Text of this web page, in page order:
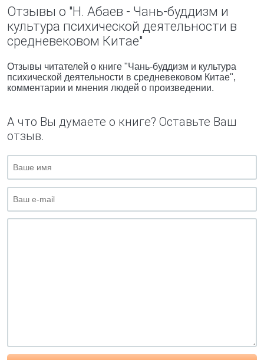
Отзывы о "Н. Абаев - Чань-буддизм и
культура психической деятельности в
средневековом Китае"
Отзывы читателей о книге "Чань-буддизм и культура
психической деятельности в средневековом Китае",
комментарии и мнения людей о произведении.
А что Вы думаете о книге? Оставьте Ваш
отзыв.